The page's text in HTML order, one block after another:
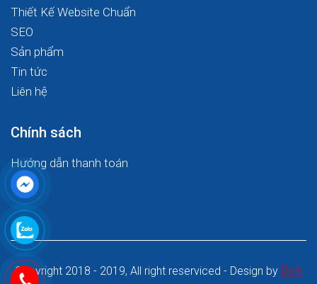
Thiết Kế Website Chuẩn
SEO
Sản phẩm
Tin tức
Liên hệ
Chính sách
Hướng dẫn thanh toán
Copyright 2018 - 2019, All right reserviced - Design by Dich